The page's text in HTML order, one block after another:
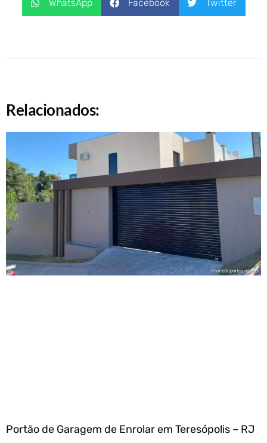
WhatsApp Facebook Twitter
Relacionados:
Portão de Garagem de Enrolar em Teresópolis – RJ